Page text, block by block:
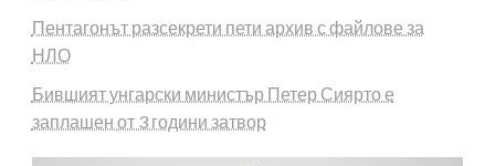
Пентагонът разсекрети пети архив с файлове за
НЛО
Бившият унгарски министър Петер Сиярто е
заплашен от 3 години затвор